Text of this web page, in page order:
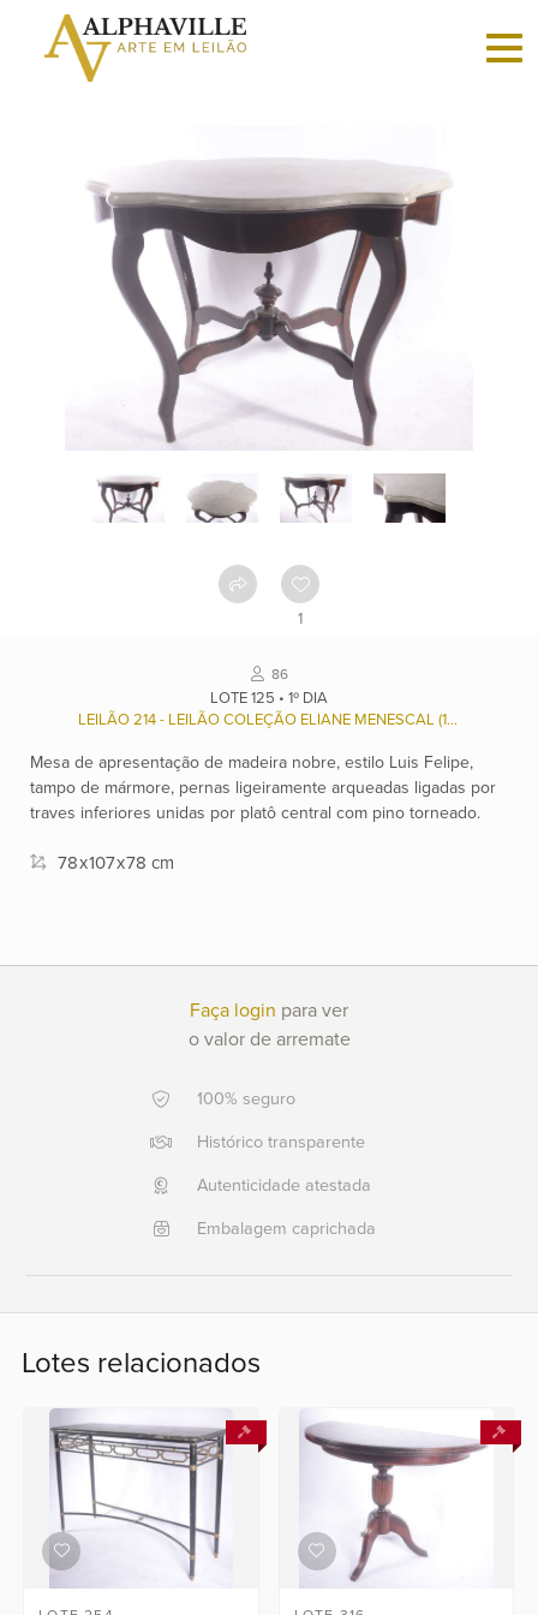
Criar
Faça
login
Home
Vender
Sobre
funciona
catálogo
Moeda:
+55
21
2553
+55
21
6400
Fale
conosco
1
86
LOTE 125 • 1º DIA
LEILÃO 214 - LEILÃO COLEÇÃO ELIANE MENESCAL (1936/2023), E OUTROS.
Mesa de apresentação de madeira nobre, estilo Luis Felipe,
tampo de mármore, pernas ligeiramente arqueadas ligadas por
traves inferiores unidas por platô central com pino torneado.
78x107x78 cm
Faça login para ver
o valor de arremate
100% seguro
Histórico transparente
Autenticidade atestada
Embalagem caprichada
Lotes relacionados